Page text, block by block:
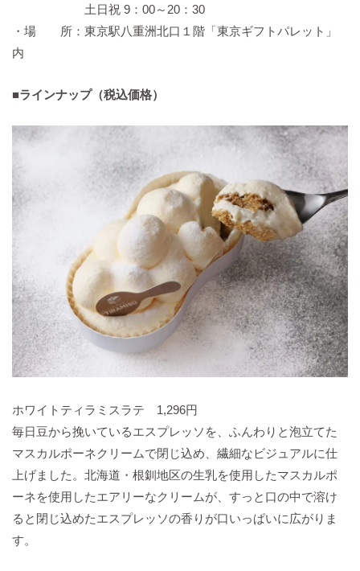
土日祝 9：00～20：30
・場 所：東京駅八重洲北口１階「東京ギフトパレット」
内
■ラインナップ（税込価格）
ホワイトティラミスラテ 1,296円
毎日豆から挽いているエスプレッソを、ふんわりと泡立てた
マスカルポーネクリームで閉じ込め、繊細なビジュアルに仕
上げました。北海道・根釧地区の生乳を使用したマスカルポ
ーネを使用したエアリーなクリームが、すっと口の中で溶け
ると閉じ込めたエスプレッソの香りが口いっぱいに広がりま
す。